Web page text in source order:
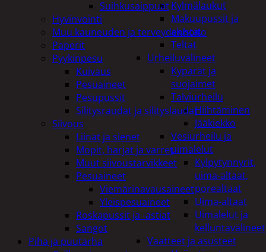
Kylmälaukut
Makuupussit ja
alustat
Teltat
Urheiluvälineet
Kypärät ja
suojaimet
Talviurheilu
Hiihtäminen
Jääkiekko
Vesiurheilu ja
uimalelut
Kylpytynnyrit,
uima-altaat,
porealtaat
Uima-altaat
Uimalelut ja
kelluntavälineet
Vaatteet ja asusteet
Suihkusaippuat
Hyvinvointi
Muu kauneuden ja terveydenhoito
Paperit
Pyykinpesu
Kuivaus
Pesuaineet
Pesupussit
Silitysraudat ja silityslaudat
Siivous
Liinat ja sienet
Mopit, harjat ja varret
Muut siivoustarvikkeet
Pesuaineet
Viemärinavausaineet
Yleispesuaineet
Roskapussit ja -astiat
Sangot
Piha ja puutarha